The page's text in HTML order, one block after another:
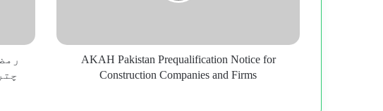
Firms
AKAH Pakistan Prequalification Notice for
Construction Companies and Firms
کمشنر